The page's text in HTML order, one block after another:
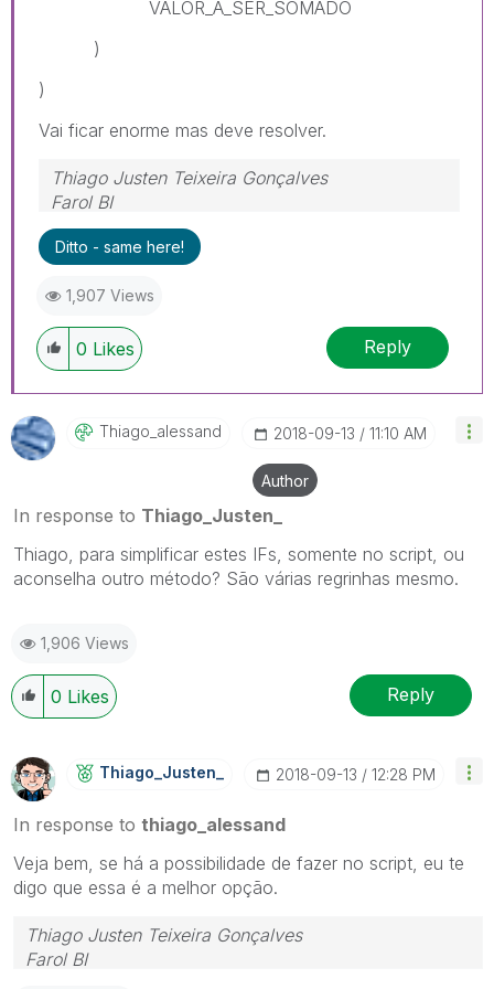
VALOR_A_SER_SOMADO
)
)
Vai ficar enorme mas deve resolver.
Thiago Justen Teixeira Gonçalves
Farol BI
WhatsApp: 24 98152-1675
Skype: justen.thiago
Ditto - same here!
1,907 Views
0 Likes Reply
Thiago_alessand ‎2018-09-13 11:10 AM
Author
In response to Thiago_Justen_
Thiago, para simplificar estes IFs, somente no script, ou
aconselha outro método? São várias regrinhas mesmo.
1,906 Views
0 Likes Reply
Thiago_Justen_ ‎2018-09-13 12:28 PM
In response to thiago_alessand
Veja bem, se há a possibilidade de fazer no script, eu te
digo que essa é a melhor opção.
Thiago Justen Teixeira Gonçalves
Farol BI